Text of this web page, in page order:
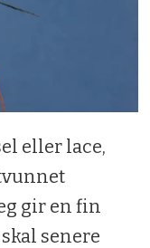
eller lace,
gir en fin
senere